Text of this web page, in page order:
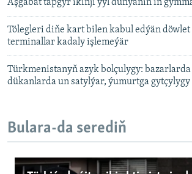
Aşgabat tapgyr ikinji ýyl dünýäniň iň
Tölegleri diňe kart bilen kabul edýän
terminallar kadaly işlemeýär
Türkmenistanyň azyk bolçulygy: bazarlarda
dükanlarda un satylýar, ýumurtga gytçylygy
Bulara-da serediň